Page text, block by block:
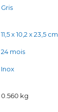
Gris
11,5 x 10,2 x 23,5 cm
24 mois
Inox
0.560 kg